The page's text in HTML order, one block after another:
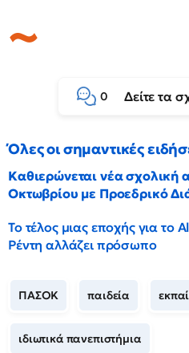
0 Δείτε τα
Όλες οι σημαντικές
Καθιερώνεται νέα σχολική
Οκτωβρίου με Προεδρικό
Το τέλος μιας εποχής για το
Ρέντη αλλάζει πρόσωπο
ΠΑΣΟΚ παιδεία
ιδιωτικά πανεπιστήμια